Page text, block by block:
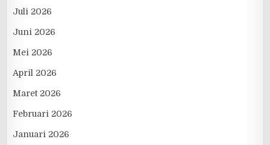
Juli 2026
Juni 2026
Mei 2026
April 2026
Maret 2026
Februari 2026
Januari 2026